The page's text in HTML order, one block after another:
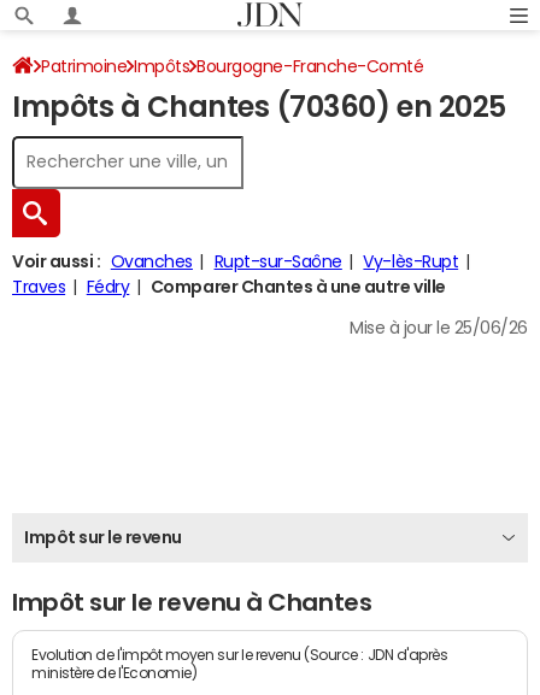
Patrimoine Impôts Bourgogne-Franche-Comté
Haute-Saône Chantes Impôt sur le revenu
Impôts à Chantes (70360) en 2025
Voir aussi : Ovanches Rupt-sur-Saône
Vy-lès-Rupt
Traves
Fédry Comparer Chantes à une autre ville
Mise à jour le 25/06/26
Impôt sur le revenu
Impôt sur le revenu à Chantes
Evolution de l'impôt moyen sur le revenu (Source : JDN d'après
ministère de l'Economie)